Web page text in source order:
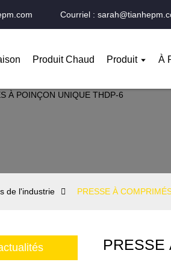
Courriel :
Produit Chaud Produit À
de l'industrie PRESSE À
PRESSE